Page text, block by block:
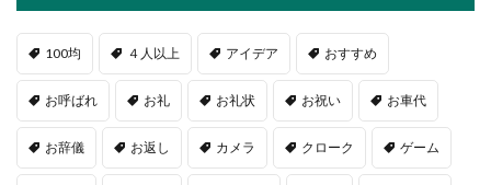
100均 ４人以上 アイデア おすすめ
お呼ばれ お礼 お礼状 お祝い お車代
お辞儀 お返し カメラ クローク ゲーム